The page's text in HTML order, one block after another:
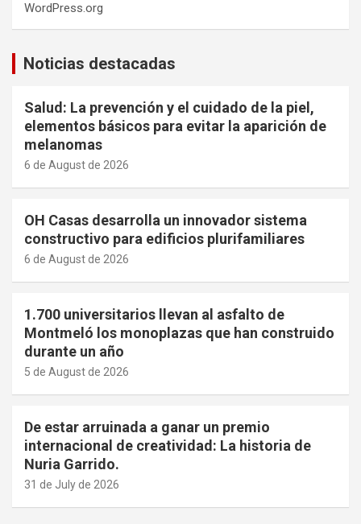
WordPress.org
Noticias destacadas
Salud: La prevención y el cuidado de la piel,
elementos básicos para evitar la aparición de
melanomas
6 de August de 2026
OH Casas desarrolla un innovador sistema
constructivo para edificios plurifamiliares
6 de August de 2026
1.700 universitarios llevan al asfalto de
Montmeló los monoplazas que han construido
durante un año
5 de August de 2026
De estar arruinada a ganar un premio
internacional de creatividad: La historia de
Nuria Garrido.
31 de July de 2026